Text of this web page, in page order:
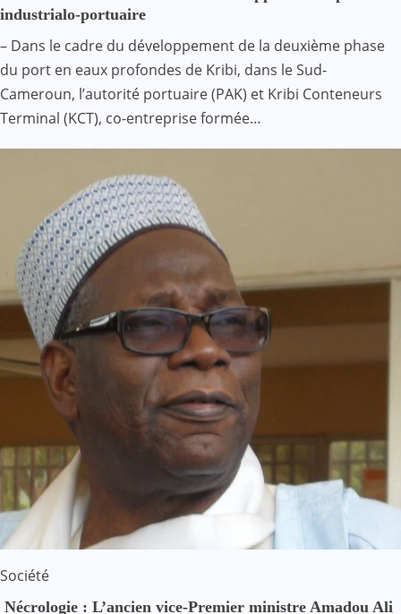
industrialo-portuaire
– Dans le cadre du développement de la deuxième phase
du port en eaux profondes de Kribi, dans le Sud-
Cameroun, l’autorité portuaire (PAK) et Kribi Conteneurs
Terminal (KCT), co-entreprise formée…
Société
Nécrologie : L’ancien vice-Premier ministre Amadou Ali